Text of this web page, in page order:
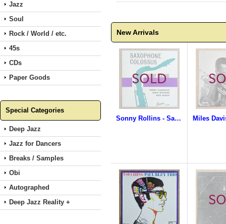
Jazz
Soul
Rock / World / etc.
45s
CDs
Paper Goods
Special Categories
Deep Jazz
Jazz for Dancers
Breaks / Samples
Obi
Autographed
Deep Jazz Reality +
New Arrivals
Sonny Rollins - Saxophone Colossus Miles